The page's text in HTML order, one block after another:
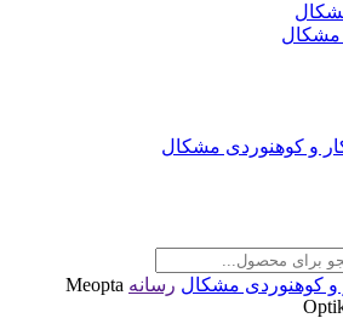
مشکال
و کوهنوردی مشکال رسانه Meopta